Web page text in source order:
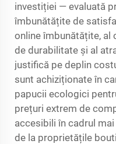
investiției — evaluată
îmbunătățite de
online îmbunătățite,
de durabilitate și al
justifică pe deplin
sunt achiziționate în
papucii ecologici
prețuri extrem de
accesibili în cadrul
de la proprietățile